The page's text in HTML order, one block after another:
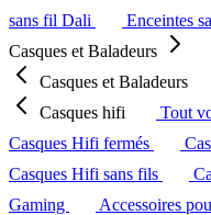
sans fil Dali
Enceintes
Casques et Baladeurs
Casques et Baladeurs
Casques hifi
Tout
Casques Hifi fermés
Casques Hifi sans fils
Gaming
Accessoires